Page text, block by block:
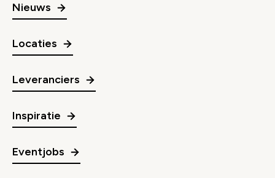
Nieuws
Locaties
Leveranciers
Inspiratie
Eventjobs